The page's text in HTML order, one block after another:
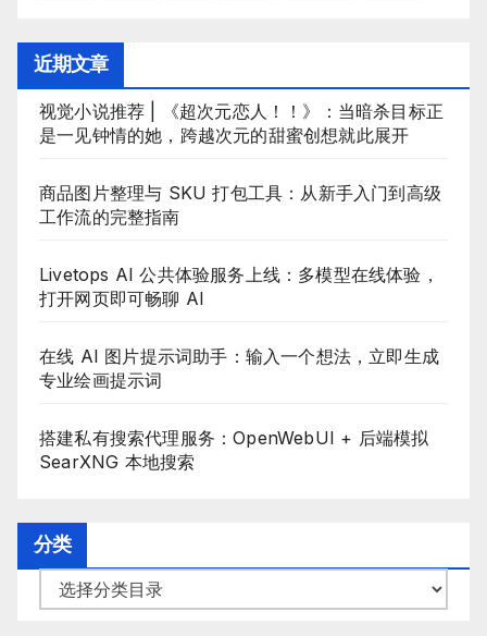
近期文章
视觉小说推荐 | 《超次元恋人！！》：当暗杀目标正
是一见钟情的她，跨越次元的甜蜜创想就此展开
商品图片整理与 SKU 打包工具：从新手入门到高级
工作流的完整指南
Livetops AI 公共体验服务上线：多模型在线体验，
打开网页即可畅聊 AI
在线 AI 图片提示词助手：输入一个想法，立即生成
专业绘画提示词
搭建私有搜索代理服务：OpenWebUI + 后端模拟
SearXNG 本地搜索
分类
类